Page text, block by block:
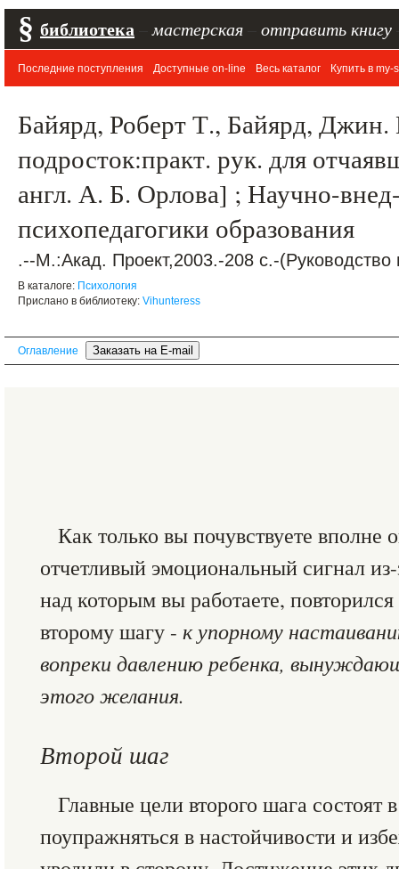
§ библиотека мастерская отправить книгу
Последние поступления Доступные on-line Весь каталог Купить в my-
Байярд, Роберт Т., Байярд,
подросток:практ. рук. для
англ. А. Б. Орлова] ; Научно-
психопедагогики образования
.--М.:Акад. Проект,2003.-208 с.-(Руководство
В каталоге: Психология
Прислано в библиотеку: Vihunteress
Оглавление
Как только вы почувствуете вполне
отчетливый эмоциональный сигнал
над которым вы работаете,
второму шагу - к упорному
вопреки давлению ребенка,
этого желания.
Второй шаг
Главные цели второго шага состоят
поупражняться в настойчивости и